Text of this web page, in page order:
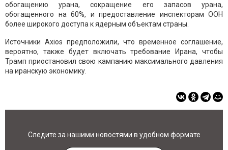
обогащению урана, сокращение его запасов урана,
обогащенного на 60%, и предоставление инспекторам ООН
более широкого доступа к ядерным объектам страны.
Источники Axios предположили, что временное соглашение,
вероятно, также будет включать требование Ирана, чтобы
Трамп приостановил свою кампанию максимального давления
на иранскую экономику.
Следите за нашими новостями в удобном формате